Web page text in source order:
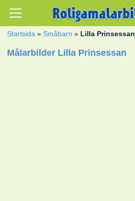
Startsida » Småbarn » Lilla Prinsessan
Målarbilder Lilla Prinsessan